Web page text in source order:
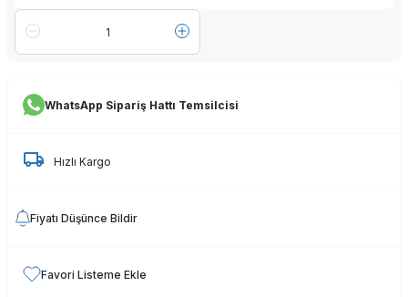
WhatsApp Sipariş Hattı Temsilcisi
Hızlı Kargo
Fiyatı Düşünce Bildir
Favori Listeme Ekle